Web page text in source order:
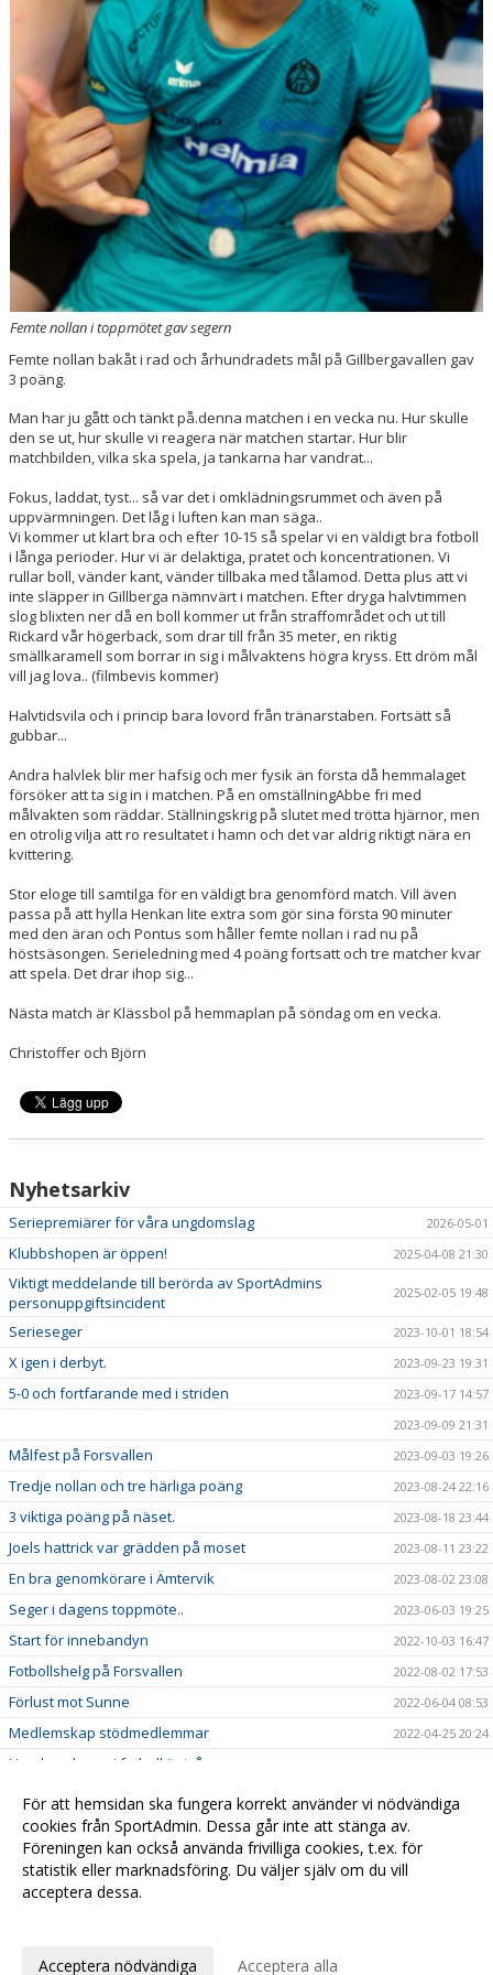
Femte nollan i toppmötet gav segern
Femte nollan bakåt i rad och århundradets mål på Gillbergavallen gav
3 poäng.
Man har ju gått och tänkt på.denna matchen i en vecka nu. Hur skulle
den se ut, hur skulle vi reagera när matchen startar. Hur blir
matchbilden, vilka ska spela, ja tankarna har vandrat...
Fokus, laddat, tyst... så var det i omklädningsrummet och även på
uppvärmningen. Det låg i luften kan man säga..
Vi kommer ut klart bra och efter 10-15 så spelar vi en väldigt bra fotboll
i långa perioder. Hur vi är delaktiga, pratet och koncentrationen. Vi
rullar boll, vänder kant, vänder tillbaka med tålamod. Detta plus att vi
inte släpper in Gillberga nämnvärt i matchen. Efter dryga halvtimmen
slog blixten ner då en boll kommer ut från straffområdet och ut till
Rickard vår högerback, som drar till från 35 meter, en riktig
smällkaramell som borrar in sig i målvaktens högra kryss. Ett dröm mål
vill jag lova.. (filmbevis kommer)
Halvtidsvila och i princip bara lovord från tränarstaben. Fortsätt så
gubbar...
Andra halvlek blir mer hafsig och mer fysik än första då hemmalaget
försöker att ta sig in i matchen. På en omställningAbbe fri med
målvakten som räddar. Ställningskrig på slutet med trötta hjärnor, men
en otrolig vilja att ro resultatet i hamn och det var aldrig riktigt nära en
kvittering.
Stor eloge till samtilga för en väldigt bra genomförd match. Vill även
passa på att hylla Henkan lite extra som gör sina första 90 minuter
med den äran och Pontus som håller femte nollan i rad nu på
höstsäsongen. Serieledning med 4 poäng fortsatt och tre matcher kvar
att spela. Det drar ihop sig...
Nästa match är Klässbol på hemmaplan på söndag om en vecka.
Christoffer och Björn
Nyhetsarkiv
Seriepremiärer för våra ungdomslag 2026-05-01
Klubbshopen är öppen! 2025-04-08 21:30
Viktigt meddelande till berörda av SportAdmins
personuppgiftsincident
2025-02-05 19:48
Serieseger 2023-10-01 18:54
X igen i derbyt. 2023-09-23 19:31
5-0 och fortfarande med i striden
2023-09-17 14:57
2023-09-09 21:31
Målfest på Forsvallen 2023-09-03 19:26
Tredje nollan och tre härliga poäng 2023-08-24 22:16
3 viktiga poäng på näset. 2023-08-18 23:44
Joels hattrick var grädden på moset 2023-08-11 23:22
En bra genomkörare i Ämtervik 2023-08-02 23:08
Seger i dagens toppmöte.. 2023-06-03 19:25
Start för innebandyn 2022-10-03 16:47
Fotbollshelg på Forsvallen 2022-08-02 17:53
Förlust mot Sunne 2022-06-04 08:53
Medlemskap stödmedlemmar 2022-04-25 20:24
Ungdomslagen i fotboll är igång
Arbetsdag på Forsvallen 2022-04-02 20:05
Åmotforsloppet 2022 - Resultat 2022-02-10 10:00
LED belysning på elljusbana 2022-01-02 10:29
inställningar
Webbversion
För att hemsidan ska fungera korrekt använder vi nödvändiga
cookies från SportAdmin. Dessa går inte att stänga av.
Föreningen kan också använda frivilliga cookies, t.ex. för
statistik eller marknadsföring. Du väljer själv om du vill
acceptera dessa.
Acceptera nödvändiga Acceptera alla